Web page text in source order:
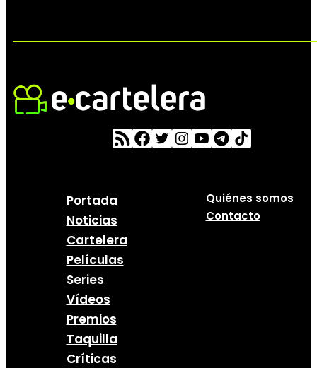
Portada
Noticias
Cartelera
Películas
Series
Vídeos
Premios
Taquilla
Críticas
Quiénes somos
Contacto